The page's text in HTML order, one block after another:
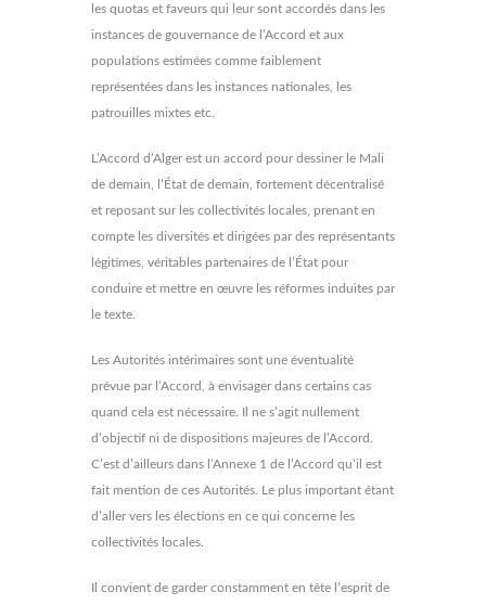
les quotas et faveurs qui leur sont accordés dans les
instances de gouvernance de l’Accord et aux
populations estimées comme faiblement
représentées dans les instances nationales, les
patrouilles mixtes etc.
L’Accord d’Alger est un accord pour dessiner le Mali
de demain, l’État de demain, fortement décentralisé
et reposant sur les collectivités locales, prenant en
compte les diversités et dirigées par des représentants
légitimes, véritables partenaires de l’État pour
conduire et mettre en œuvre les réformes induites par
le texte.
Les Autorités intérimaires sont une éventualité
prévue par l’Accord, à envisager dans certains cas
quand cela est nécessaire. Il ne s’agit nullement
d’objectif ni de dispositions majeures de l’Accord.
C’est d’ailleurs dans l’Annexe 1 de l’Accord qu’il est
fait mention de ces Autorités. Le plus important étant
d’aller vers les élections en ce qui concerne les
collectivités locales.
Il convient de garder constamment en tête l’esprit de